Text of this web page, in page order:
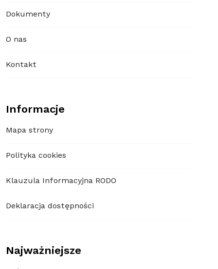
Dokumenty
O nas
Kontakt
Informacje
Mapa strony
Polityka cookies
Klauzula Informacyjna RODO
Deklaracja dostępności
Najważniejsze